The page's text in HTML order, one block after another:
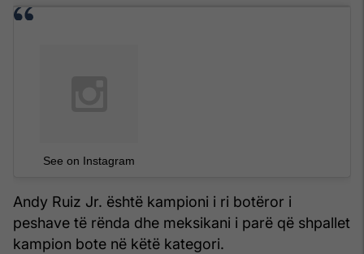
See on Instagram
Andy Ruiz Jr. është kampioni i ri botëror i
peshave të rënda dhe meksikani i parë që shpallet
kampion bote në këtë kategori.